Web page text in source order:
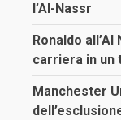
l’Al-Nassr
Ronaldo
carriera in un
Manchester